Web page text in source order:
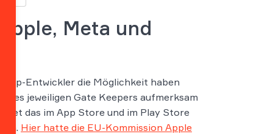
Meta und
Entwickler die Möglichkeit haben
jeweiligen Gate Keepers aufmerksam
das im App Store und im Play Store
Hier hatte die EU-Kommission Apple